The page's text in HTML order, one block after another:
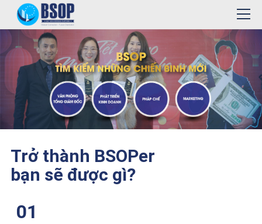
Trở thành BSOPer
bạn sẽ được gì?
01